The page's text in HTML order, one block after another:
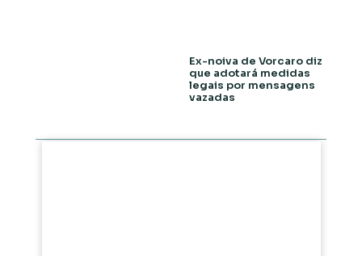
Ex-noiva de Vorcaro diz
que adotará medidas
legais por mensagens
vazadas